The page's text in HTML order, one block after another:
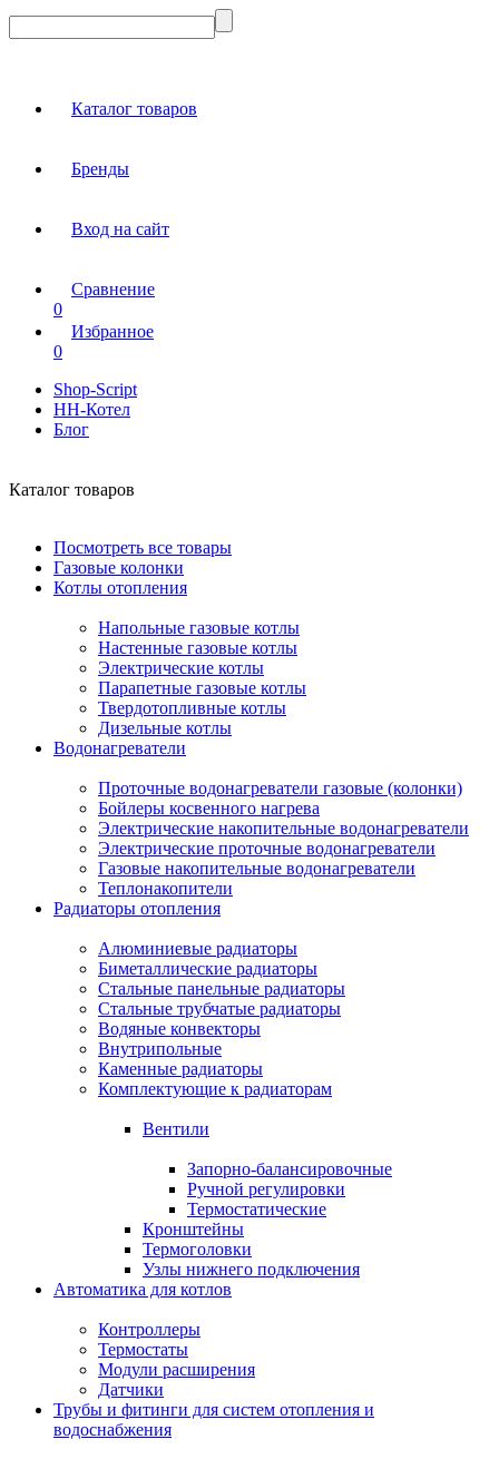
Каталог товаров
Бренды
Вход на сайт
Сравнение
0
Избранное
0
Shop-Script
НН-Котел
Блог
Каталог товаров
Посмотреть все товары
Газовые колонки
Котлы отопления
Напольные газовые котлы
Настенные газовые котлы
Электрические котлы
Парапетные газовые котлы
Твердотопливные котлы
Дизельные котлы
Водонагреватели
Проточные водонагреватели газовые (колонки)
Бойлеры косвенного нагрева
Электрические накопительные водонагреватели
Электрические проточные водонагреватели
Газовые накопительные водонагреватели
Теплонакопители
Радиаторы отопления
Алюминиевые радиаторы
Биметаллические радиаторы
Стальные панельные радиаторы
Стальные трубчатые радиаторы
Водяные конвекторы
Внутрипольные
Каменные радиаторы
Комплектующие к радиаторам
Вентили
Запорно-балансировочные
Ручной регулировки
Термостатические
Кронштейны
Термоголовки
Узлы нижнего подключения
Автоматика для котлов
Контроллеры
Термостаты
Модули расширения
Датчики
Трубы и фитинги для систем отопления и
водоснабжения